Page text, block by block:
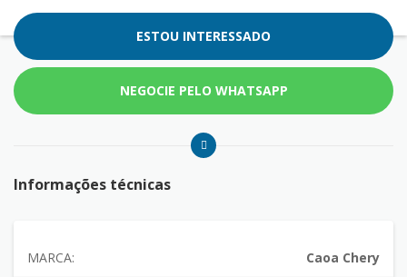
ESTOU INTERESSADO
NEGOCIE PELO WHATSAPP
Informações técnicas
MARCA: Caoa Chery